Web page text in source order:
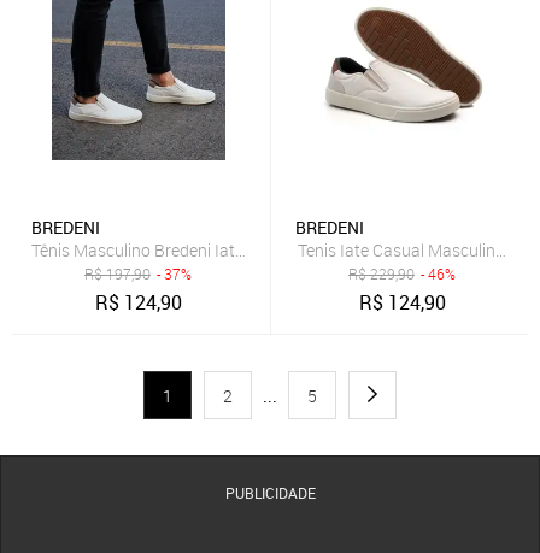
BREDENI
Tênis Masculino Bredeni Iate Slip On Sapatênis Casual Confortável
R$197,90 - 37%
R$ 124,90
BREDENI
Tenis Iate Casual Masculino
R$229,90 - 46%
R$ 124,90
1 2 ... 5
PUBLICIDADE